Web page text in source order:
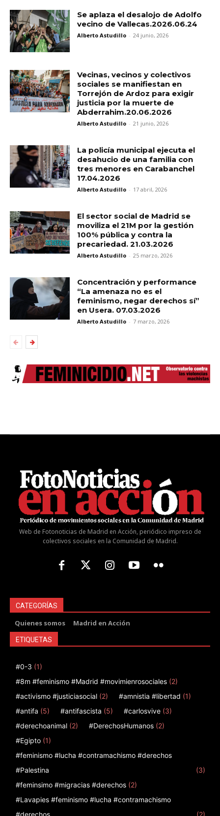
Se aplaza el desalojo de Adolfo
vecino de Vallecas.2026.06.24
Alberto Astudillo - 24 junio, 2026
Vecinas, vecinos y colectivos
sociales se manifiestan en
Torrejón de Ardoz para exigir
justicia por la muerte de
Abderrahim.20.06.2026
Alberto Astudillo - 21 junio, 2026
La policía municipal ejecuta el
desahucio de una familia con
tres menores en Carabanchel
17.04.2026
Alberto Astudillo - 17 abril, 2026
El sector social de Madrid se
moviliza el 21M por la gestión
100% pública y contra la
precariedad. 21.03.2026
Alberto Astudillo - 25 marzo, 2026
Concentración y performance
“La amenaza no es el
feminismo, negar derechos sí”
en Usera. 07.03.2026
Alberto Astudillo - 7 marzo, 2026
Web de Fotonoticias de Madrid en Acción, periódico impreso de
colectivos sociales en la Comunidad de Madrid.
CATEGORÍAS
Quienes somos Madrid en Acción
ETIQUETAS
#0-3 (1)
#8m #feminismo #Madrid #movimienrosociales (2)
#activismo #justiciasocial (2) #amnistia #libertad (1)
#antifa (5) #antifascista (5) #carlosvive (3)
#derechoanimal (2) #DerechosHumanos (2)
#Egipto (1)
#feminismo #lucha #contramachismo #derechos
#Palestina
(3)
#feminsimo #migracias #derechos (2)
#Lavapies #feminismo #lucha #contramachismo
#derechos
(2)